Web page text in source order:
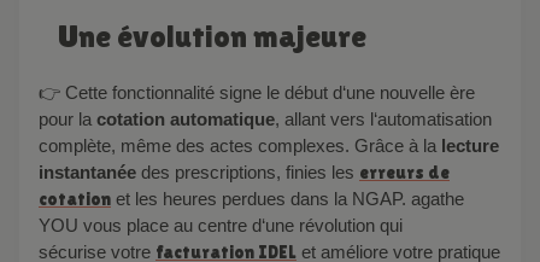
Une évolution majeure
👉 Cette fonctionnalité signe le début d‘une nouvelle ère
pour lacotation automatique, allant vers l ‘automatisation
complète, même des actes complexes. Grâce à la lecture
instantanée des prescriptions, finies les erreurs de
cotation et les heures perdues dans la NGAP. agathe
YOU vous place au centre d‘une révolution qui
sécurise votre facturation IDEL et améliore votre pratique